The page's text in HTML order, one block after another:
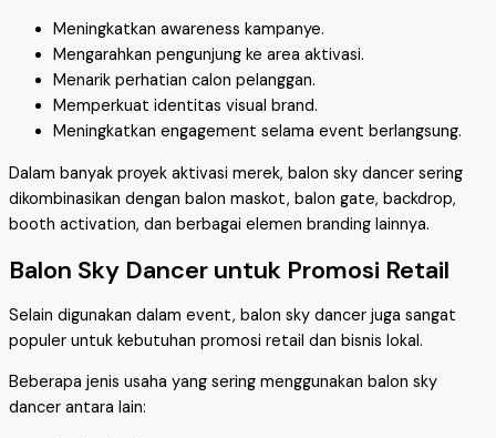
Meningkatkan awareness kampanye.
Mengarahkan pengunjung ke area aktivasi.
Menarik perhatian calon pelanggan.
Memperkuat identitas visual brand.
Meningkatkan engagement selama event berlangsung.
Dalam banyak proyek aktivasi merek, balon sky dancer sering
dikombinasikan dengan balon maskot, balon gate, backdrop,
booth activation, dan berbagai elemen branding lainnya.
Balon Sky Dancer untuk Promosi Retail
Selain digunakan dalam event, balon sky dancer juga sangat
populer untuk kebutuhan promosi retail dan bisnis lokal.
Beberapa jenis usaha yang sering menggunakan balon sky
dancer antara lain: